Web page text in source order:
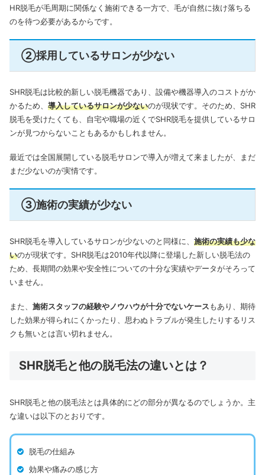
HR脱毛が毛周期に関係なく施術できる一方で、毛が自然に抜け落ちる
のを待つ必要があるからです。
②採用しているサロンが少ない
SHR脱毛は比較的新しい脱毛機器であり、設備や機器導入のコストがか
かるため、 導入しているサロンが少ないのが現状です。そのため、SHR
脱毛を受けたくても、自宅や職場の近くでSHR脱毛を提供しているサロ
ンが見つからないこともあるかもしれません。
最近では全国展開している脱毛サロンで導入が増えて来ましたが、まだ
まだ少ないのが実情です。
③施術の実績が少ない
SHR脱毛を導入しているサロンが少ないのと同様に、 施術の実績も少な
いのが現状です。SHR脱毛は2010年代以降に登場した新しい脱毛法の
ため、長期間の効果や安全性についての十分な実績やデータがそろって
いません。
また、 施術スタッフの経験やノウハウが十分でないケースもあり、期待
した効果が得られにくかったり、思わぬトラブルが発生したりするリス
クも無いとは言い切れません。
SHR脱毛と他の脱毛法の違いとは？
SHR脱毛と他の脱毛法とは具体的にどの部分が異なるのでしょうか。主
な違いは以下のとおりです。
脱毛の仕組み
効果や痛みの感じ方